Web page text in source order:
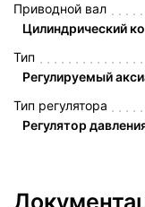
Приводной вал
Цилиндрический
Тип
Регулируемый
Тип регулятора
Регулятор